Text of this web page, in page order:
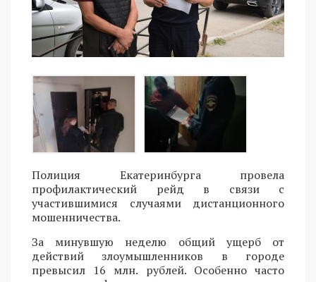
Полиция Екатеринбурга провела
профилактический рейд в связи с
участившимися случаями дистанционного
мошенничества.
За минувшую неделю общий ущерб от
действий злоумышленников в городе
превысил 16 млн. рублей. Особенно часто